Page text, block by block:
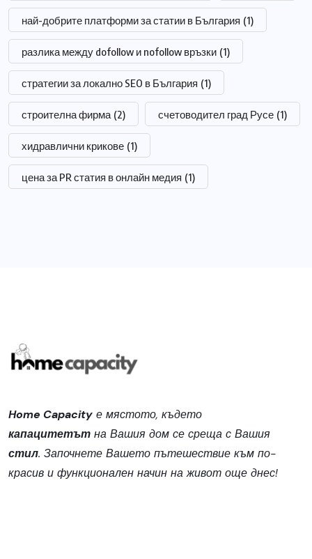
най-добрите платформи за статии в България (1)
разлика между dofollow и nofollow връзки (1)
стратегии за локално SEO в България (1)
строителна фирма (2) счетоводител град Русе (1)
хидравлични крикове (1)
цена за PR статия в онлайн медия (1)
Home Capacity е мястото, където
капацитетът на Вашия дом се среща с Вашия
стил. Започнете Вашето пътешествие към по-
красив и функционален начин на живот още днес!